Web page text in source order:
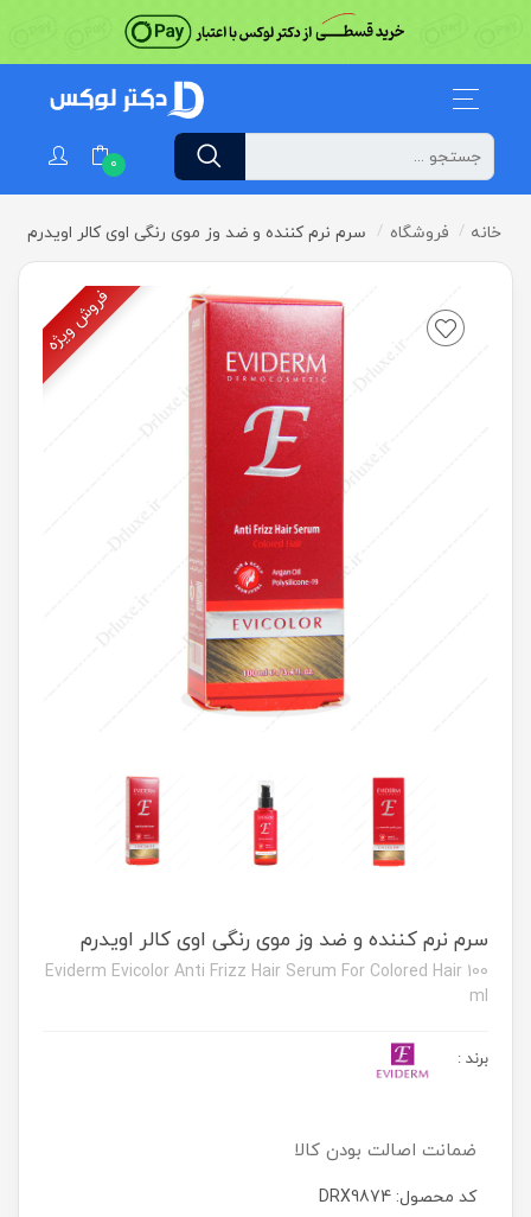
0
خانه فروشگاه سرم نرم کننده و ضد وز موی رنگی اوی کالر اویدرم
فروش ویژه
سرم نرم کننده و ضد وز موی رنگی اوی کالر اویدرم
Eviderm Evicolor Anti Frizz Hair Serum For Colored Hair 100
ml
برند :
ضمانت اصالت بودن کالا
کد محصول: DRX9874